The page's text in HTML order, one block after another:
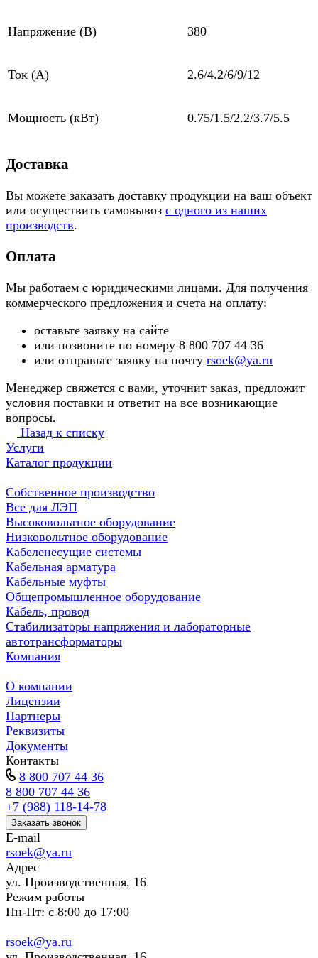
Напряжение (В) 380
Ток (А) 2.6/4.2/6/9/12
Мощность (кВт) 0.75/1.5/2.2/3.7/5.5
Доставка
Вы можете заказать доставку продукции на ваш объект
или осуществить самовывоз с одного из наших
производств.
Оплата
Мы работаем с юридическими лицами. Для получения
коммерческого предложения и счета на оплату:
оставьте заявку на сайте
или позвоните по номеру 8 800 707 44 36
или отправьте заявку на почту rsoek@ya.ru
Менеджер свяжется с вами, уточнит заказ, предложит
условия поставки и ответит на все возникающие
вопросы.
Назад к списку
Услуги
Каталог продукции
Собственное производство
Все для ЛЭП
Высоковольтное оборудование
Низковольтное оборудование
Кабеленесущие системы
Кабельная арматура
Кабельные муфты
Общепромышленное оборудование
Кабель, провод
Стабилизаторы напряжения и лабораторные
автотрансформаторы
Компания
О компании
Лицензии
Партнеры
Реквизиты
Документы
Контакты
8 800 707 44 36
8 800 707 44 36
+7 (988) 118-14-78
Заказать звонок
E-mail
rsoek@ya.ru
Адрес
ул. Производственная, 16
Режим работы
Пн-Пт: с 8:00 до 17:00
rsoek@ya.ru